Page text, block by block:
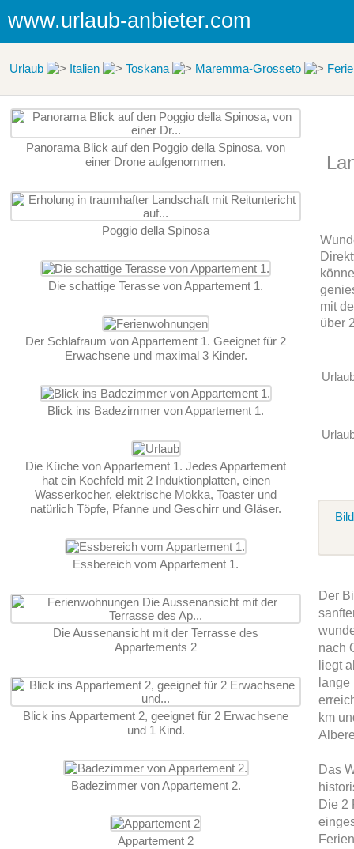
www.urlaub-anbieter.com
Urlaub Italien Toskana Maremma-Grosseto
Panorama Blick auf den Poggio della Spinosa, von
einer Drone aufgenommen.
Poggio della Spinosa
Die schattige Terasse von Appartement 1.
Der Schlafraum von Appartement 1. Geeignet für 2
Erwachsene und maximal 3 Kinder.
Blick ins Badezimmer von Appartement 1.
Die Küche von Appartement 1. Jedes Appartement
hat ein Kochfeld mit 2 Induktionplatten, einen
Wasserkocher, elektrische Mokka, Toaster und
natürlich Töpfe, Pfanne und Geschirr und Gläser.
Essbereich vom Appartement 1.
Die Aussenansicht mit der Terrasse des
Appartements 2
Blick ins Appartement 2, geeignet für 2 Erwachsene
und 1 Kind.
Badezimmer von Appartement 2.
Appartement 2
mit
über
Der
nach
liegt
km
Das
Die 2